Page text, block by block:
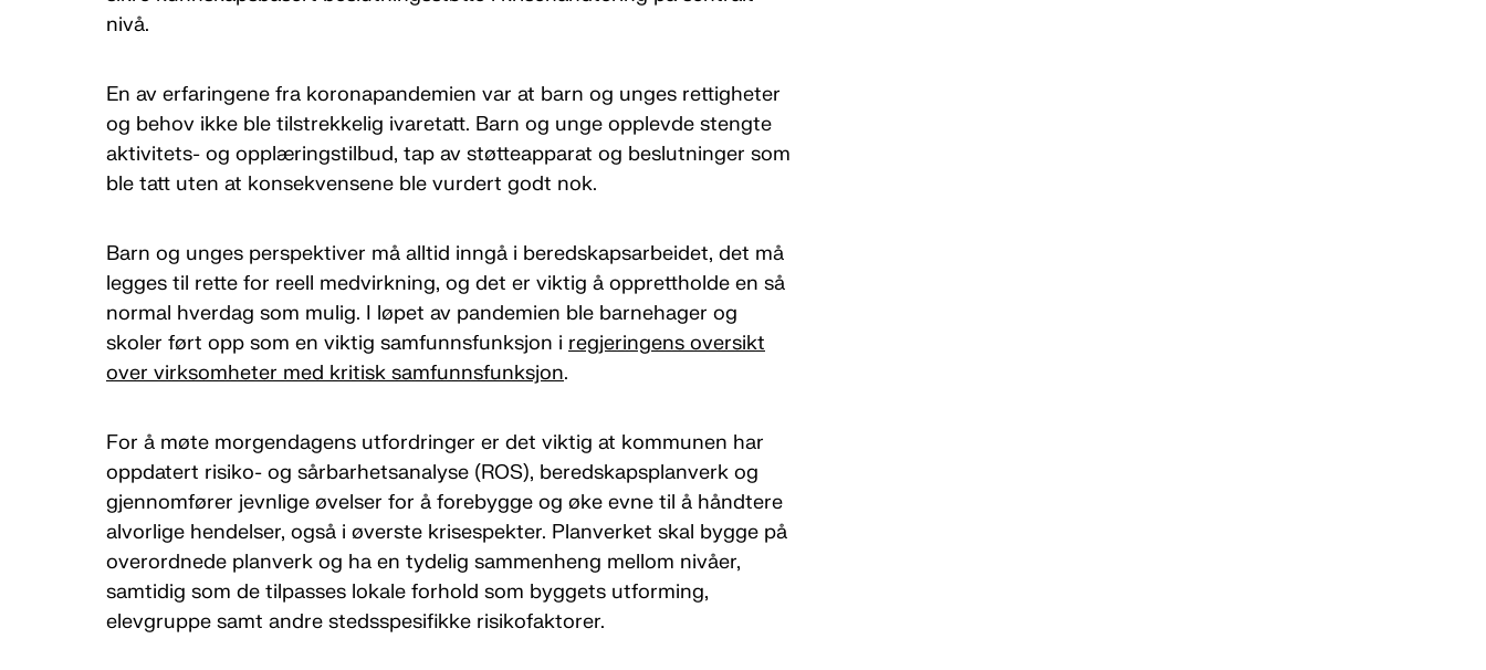
nivå.
En av erfaringene fra koronapandemien var at barn og unges rettigheter
og behov ikke ble tilstrekkelig ivaretatt. Barn og unge opplevde stengte
aktivitets- og opplæringstilbud, tap av støtteapparat og beslutninger som
ble tatt uten at konsekvensene ble vurdert godt nok.
Barn og unges perspektiver må alltid inngå i beredskapsarbeidet, det må
legges til rette for reell medvirkning, og det er viktig å opprettholde en så
normal hverdag som mulig. I løpet av pandemien ble barnehager og
skoler ført opp som en viktig samfunnsfunksjon i regjeringens oversikt
over virksomheter med kritisk samfunnsfunksjon.
For å møte morgendagens utfordringer er det viktig at kommunen har
oppdatert risiko- og sårbarhetsanalyse (ROS), beredskapsplanverk og
gjennomfører jevnlige øvelser for å forebygge og øke evne til å håndtere
alvorlige hendelser, også i øverste krisespekter. Planverket skal bygge på
overordnede planverk og ha en tydelig sammenheng mellom nivåer,
samtidig som de tilpasses lokale forhold som byggets utforming,
elevgruppe samt andre stedsspesifikke risikofaktorer.